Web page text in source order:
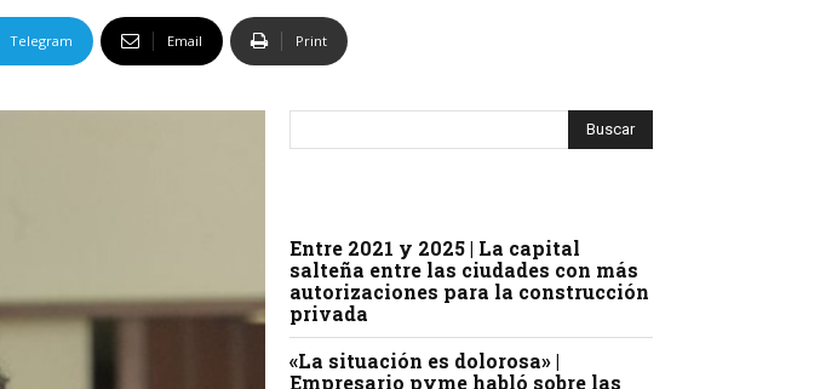
Telegram Email Print
Entre 2021 y 2025 | La capital
salteña entre las ciudades con más
autorizaciones para la construcción
privada
«La situación es dolorosa» |
Empresario pyme habló sobre las